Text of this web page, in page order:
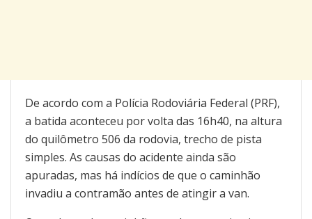
De acordo com a Polícia Rodoviária Federal (PRF),
a batida aconteceu por volta das 16h40, na altura
do quilômetro 506 da rodovia, trecho de pista
simples. As causas do acidente ainda são
apuradas, mas há indícios de que o caminhão
invadiu a contramão antes de atingir a van.